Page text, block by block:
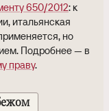
650/2012: к
итальянская
но
Подробнее — в
праву.